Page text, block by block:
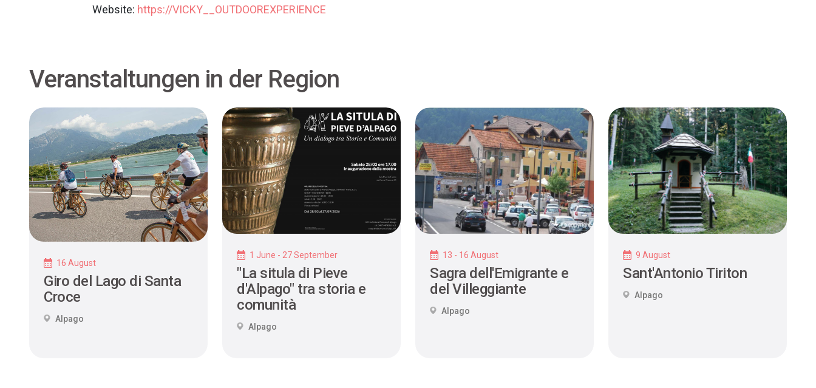
Website: https://VICKY__OUTDOOREXPERIENCE
Veranstaltungen in der Region
16 August
Giro del Lago di Santa
Croce
Alpago
1 June - 27 September
"La situla di Pieve
d'Alpago" tra storia e
comunità
Alpago
13 - 16 August
Sagra dell'Emigrante e
del Villeggiante
Alpago
9 August
Sant'Antonio Tiriton
Alpago